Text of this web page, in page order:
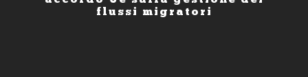
flussi migratori